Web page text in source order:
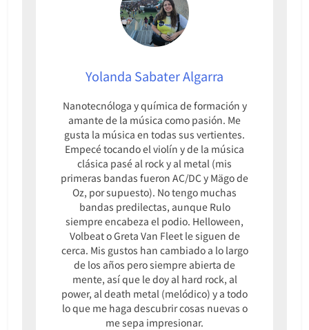
Yolanda Sabater Algarra
Nanotecnóloga y química de formación y
amante de la música como pasión. Me
gusta la música en todas sus vertientes.
Empecé tocando el violín y de la música
clásica pasé al rock y al metal (mis
primeras bandas fueron AC/DC y Mägo de
Oz, por supuesto). No tengo muchas
bandas predilectas, aunque Rulo
siempre encabeza el podio. Helloween,
Volbeat o Greta Van Fleet le siguen de
cerca. Mis gustos han cambiado a lo largo
de los años pero siempre abierta de
mente, así que le doy al hard rock, al
power, al death metal (melódico) y a todo
lo que me haga descubrir cosas nuevas o
me sepa impresionar.